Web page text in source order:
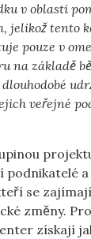
v oblasti
jelikož tento
pouze v
na základě
veřejné
podnikatelé
se
změny.
získají